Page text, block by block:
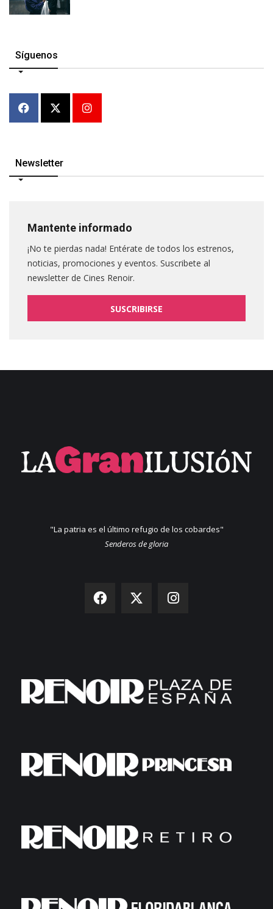
Síguenos
Newsletter
Mantente informado
¡No te pierdas nada! Entérate de todos los estrenos,
noticias, promociones y eventos. Suscribete al
newsletter de Cines Renoir.
SUSCRIBIRSE
"La patria es el último refugio de los cobardes"
Senderos de gloria